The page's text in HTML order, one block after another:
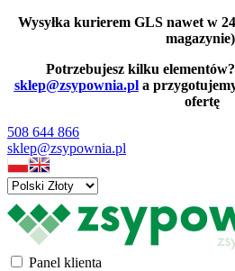
Wysyłka kurierem GLS nawet w
Potrzebujesz kilku
sklep@zsypownia.pla
ofertę
508 644 866
sklep@zsypownia.pl
Panel klienta